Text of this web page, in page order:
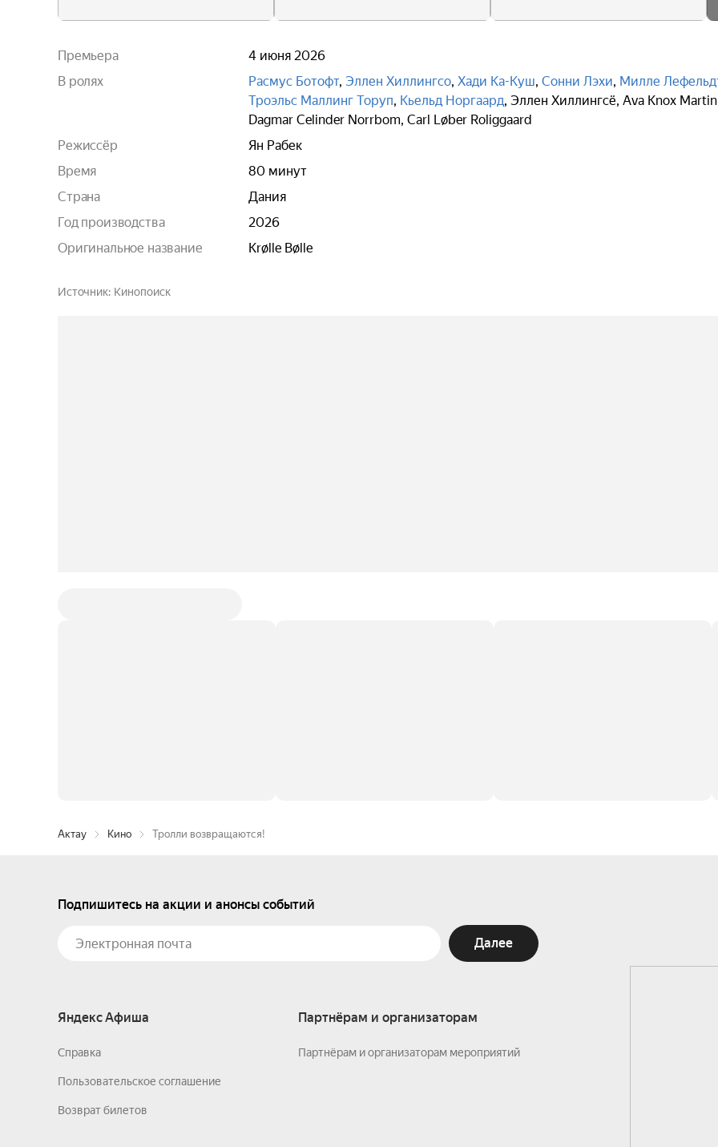
Премьера
4 июня 2026
В ролях
Расмус Ботофт, Эллен Хиллингсо, Хади Ка-Куш, Сонни Лэхи, Милле
Троэльс Маллинг Торуп, Кьельд Норгаард, Эллен Хиллингсё, Ava Knox Martin
Dagmar Celinder Norrbom, Carl Løber Roliggaard
Режиссёр
Ян Рабек
Время
80 минут
Страна
Дания
Год производства
2026
Оригинальное название
Krølle Bølle
Источник Кинопоиск
Актау Кино Тролли возвращаются!
Подпишитесь на акции и анонсы событий
Далее
Яндекс Афиша
Справка
Пользовательское соглашение
Возврат билетов
Партнёрам и организаторам
Партнёрам и организаторам мероприятий